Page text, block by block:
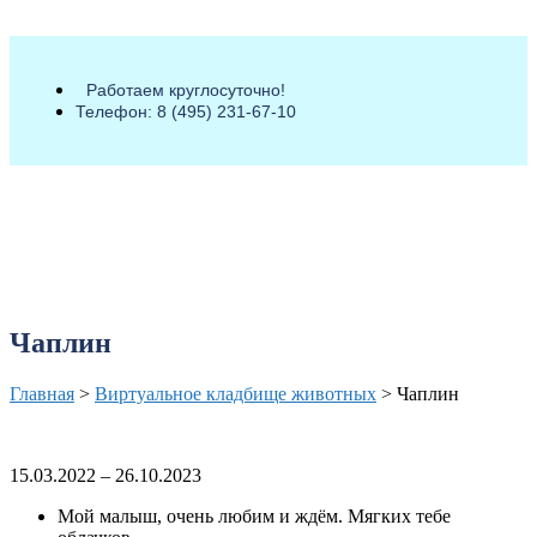
Работаем круглосуточно!
Телефон: 8 (495) 231-67-10
Чаплин
Главная > Виртуальное кладбище животных > Чаплин
15.03.2022 – 26.10.2023
Мой малыш, очень любим и ждём. Мягких тебе